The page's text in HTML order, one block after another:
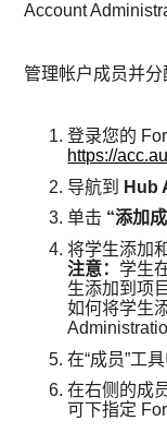
Account
管理帐户成员并
登录您的
https://
导航到
Hub
单击 “添加
将学生添加
注意： 学生
生添加到项
如何将学生
在“成员”工
在右侧的成
可下指定